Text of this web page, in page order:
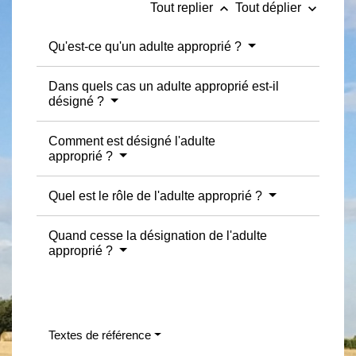
Tout replier keyboard_arrow_up Tout déplier keyboard_arrow_down
Qu'est-ce qu'un adulte approprié ?
Dans quels cas un adulte approprié est-il
désigné ?
Comment est désigné l'adulte
approprié ?
Quel est le rôle de l'adulte approprié ?
Quand cesse la désignation de l'adulte
approprié ?
Textes de référence